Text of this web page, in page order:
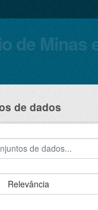
de Minas
de dados